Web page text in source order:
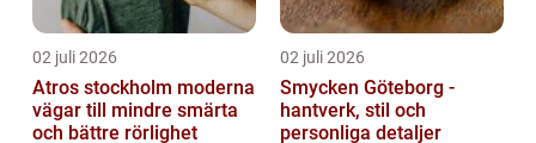
02 juli 2026
Atros stockholm moderna
vägar till mindre smärta
och bättre rörlighet
02 juli 2026
Smycken Göteborg -
hantverk, stil och
personliga detaljer